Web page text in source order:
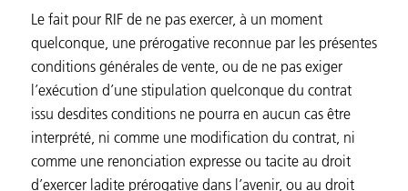
Le fait pour RIF de ne pas exercer, à un moment
quelconque, une prérogative reconnue par les présentes
conditions générales de vente, ou de ne pas exiger
l’exécution d’une stipulation quelconque du contrat
issu desdites conditions ne pourra en aucun cas être
interprété, ni comme une modification du contrat, ni
comme une renonciation expresse ou tacite au droit
d’exercer ladite prérogative dans l’avenir, ou au droit